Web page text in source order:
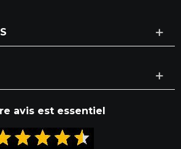
avis est essentiel